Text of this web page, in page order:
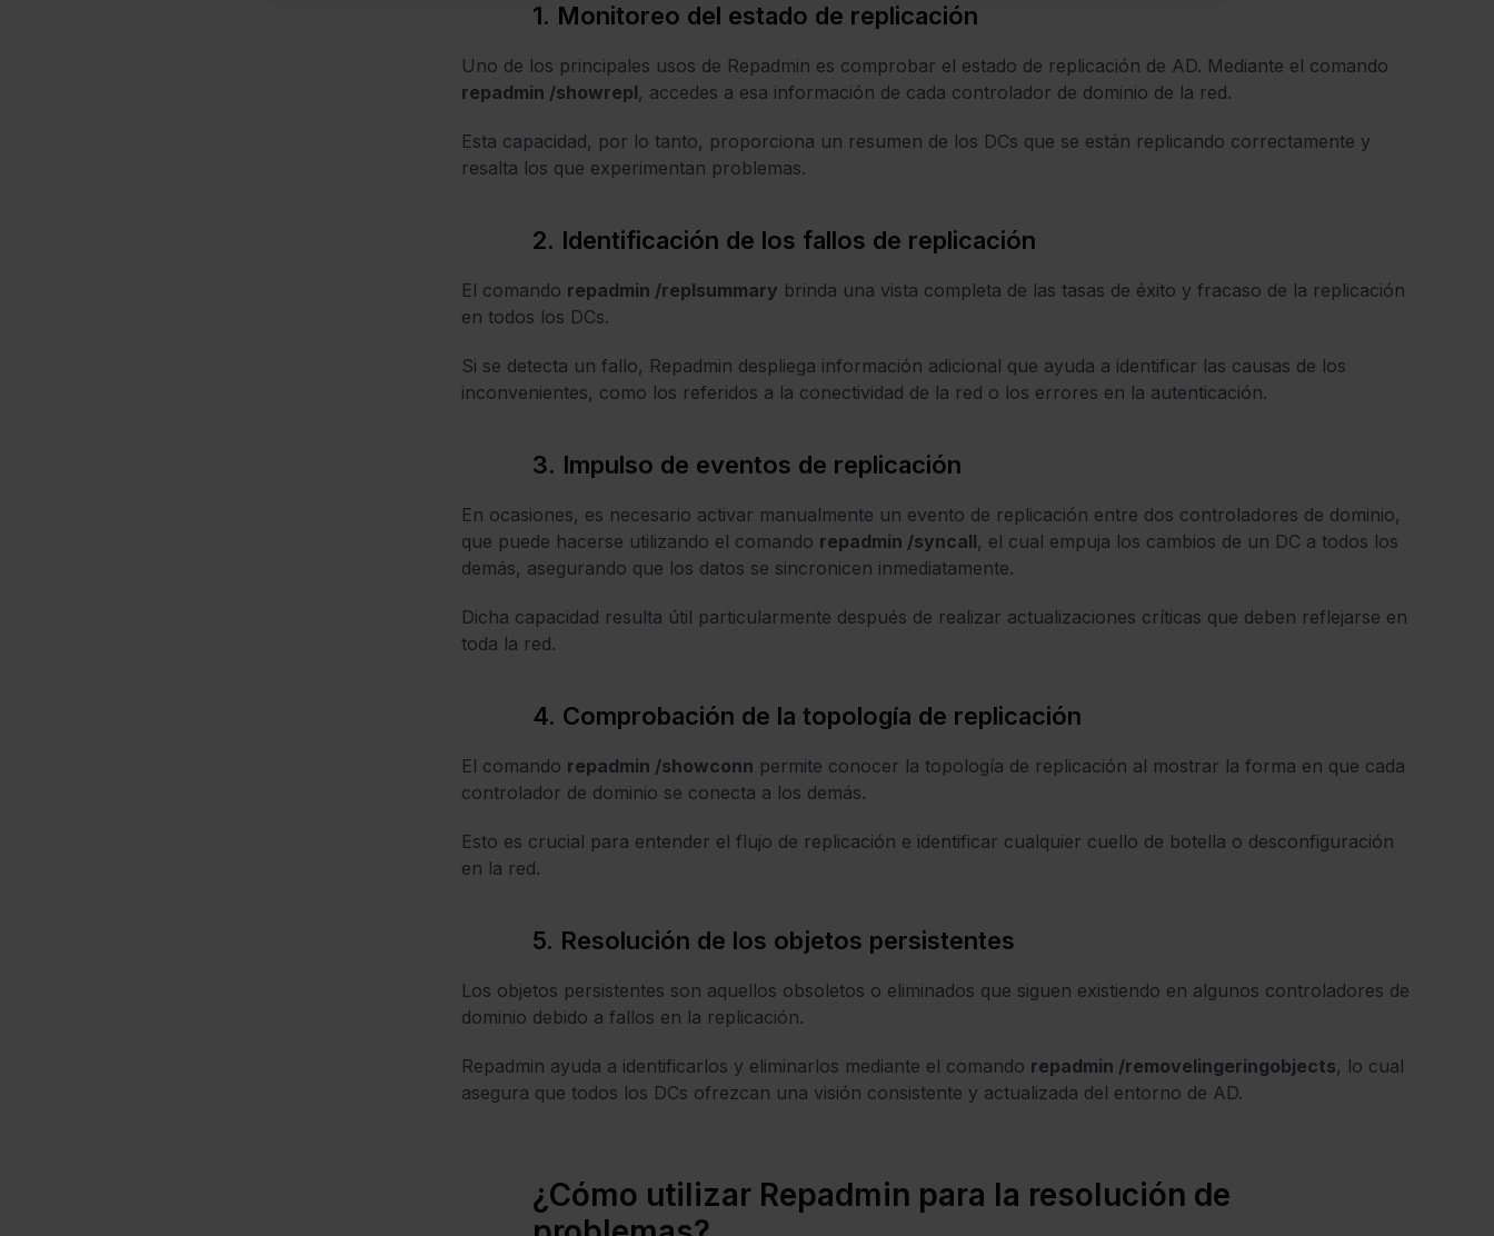
1. Monitoreo del estado de replicación
Uno de los principales usos de Repadmin es comprobar el estado de replicación de AD. Mediante el comando
repadmin /showrepl, accedes a esa información de cada controlador de dominio de la red.
Esta capacidad, por lo tanto, proporciona un resumen de los DCs que se están replicando correctamente y
resalta los que experimentan problemas.
2. Identificación de los fallos de replicación
El comando repadmin /replsummary brinda una vista completa de las tasas de éxito y fracaso de la replicación
en todos los DCs.
Si se detecta un fallo, Repadmin despliega información adicional que ayuda a identificar las causas de los
inconvenientes, como los referidos a la conectividad de la red o los errores en la autenticación.
3. Impulso de eventos de replicación
En ocasiones, es necesario activar manualmente un evento de replicación entre dos controladores de dominio,
que puede hacerse utilizando el comando repadmin /syncall, el cual empuja los cambios de un DC a todos los
demás, asegurando que los datos se sincronicen inmediatamente.
Dicha capacidad resulta útil particularmente después de realizar actualizaciones críticas que deben reflejarse en
toda la red.
4. Comprobación de la topología de replicación
El comando repadmin /showconn permite conocer la topología de replicación al mostrar la forma en que cada
controlador de dominio se conecta a los demás.
Esto es crucial para entender el flujo de replicación e identificar cualquier cuello de botella o desconfiguración
en la red.
5. Resolución de los objetos persistentes
Los objetos persistentes son aquellos obsoletos o eliminados que siguen existiendo en algunos controladores de
dominio debido a fallos en la replicación.
Repadmin ayuda a identificarlos y eliminarlos mediante el comando repadmin /removelingeringobjects, lo cual
asegura que todos los DCs ofrezcan una visión consistente y actualizada del entorno de AD.
¿Cómo utilizar Repadmin para la resolución de